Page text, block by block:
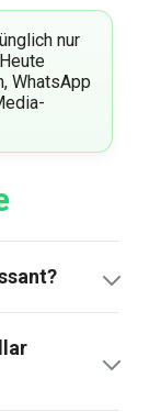
nur
WhatsApp